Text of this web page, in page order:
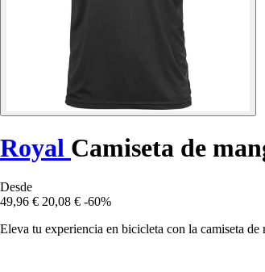
Royal Camiseta de
Desde
49,96 € 20,08 € -60%
Eleva tu experiencia en bicicleta con la camiseta